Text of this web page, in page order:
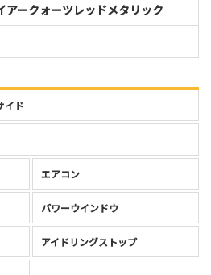
アークォーツレッドメタリック
イド
エアコン
パワーウインドウ
アイドリングストップ